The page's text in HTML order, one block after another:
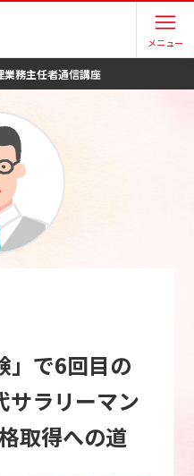
メニュー
業務主任者通信講座
」で6回目の
サラリーマン
取得への道